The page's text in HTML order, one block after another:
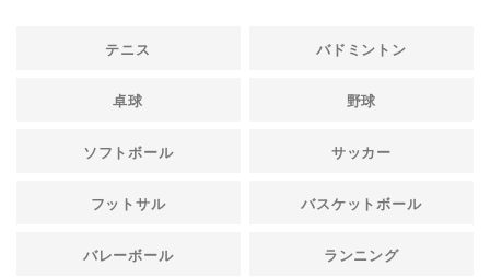
テニス バドミントン
卓球 野球
ソフトボール サッカー
フットサル バスケットボール
バレーボール ランニング